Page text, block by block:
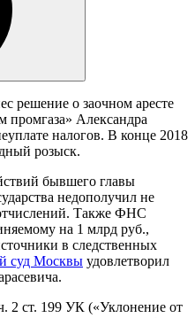
решение о заочном аресте
промгаза» Александра
налогов. В конце 2018
розыск.
бывшего главы
недополучил не
Также ФНС
на 1 млрд руб.,
в следственных
суд Москвы удовлетворил
2 ст. 199 УК («Уклонение от